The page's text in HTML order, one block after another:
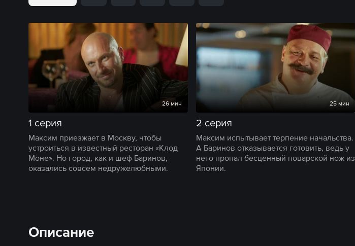
26 мин
1 серия
Максим приезжает в Москву, чтобы
устроиться в известный ресторан «Клод
Моне». Но город, как и шеф Баринов,
оказались совсем недружелюбными.
25 мин
2 серия
Максим испытывает терпение начальства.
А Баринов отказывается готовить, ведь у
него пропал бесценный поварской нож из
Японии.
Описание